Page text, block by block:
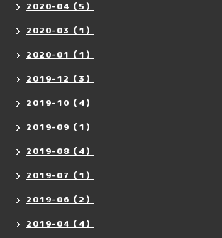
2020-04（5）
2020-03（1）
2020-01（1）
2019-12（3）
2019-10（4）
2019-09（1）
2019-08（4）
2019-07（1）
2019-06（2）
2019-04（4）